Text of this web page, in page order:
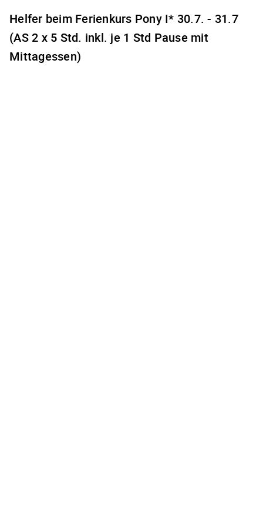
Helfer beim Ferienkurs Pony I* 30.7. - 31.7
(AS 2 x 5 Std. inkl. je 1 Std Pause mit
Mittagessen)